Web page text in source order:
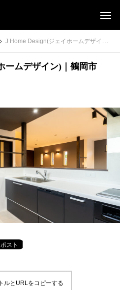
J Home Design(ジェイホームデザイン)｜鶴岡市 新着掲載
ームデザイン)｜鶴岡市
ルとURLをコピーする